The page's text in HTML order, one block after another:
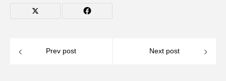
Prev post Next post